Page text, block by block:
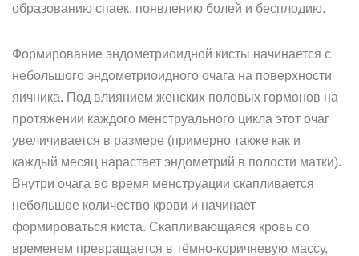
образованию спаек, появлению болей и бесплодию.
Формирование эндометриоидной кисты начинается с
небольшого эндометриоидного очага на поверхности
яичника. Под влиянием женских половых гормонов на
протяжении каждого менструального цикла этот очаг
увеличивается в размере (примерно также как и
каждый месяц нарастает эндометрий в полости матки).
Внутри очага во время менструации скапливается
небольшое количество крови и начинает
формироваться киста. Скапливающаяся кровь со
временем превращается в тёмно-коричневую массу,